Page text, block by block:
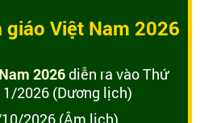
giáo Việt Nam 2026
2026diễn ra vào Thứ
2026 (Dương lịch)
2026 (Âm lịch)